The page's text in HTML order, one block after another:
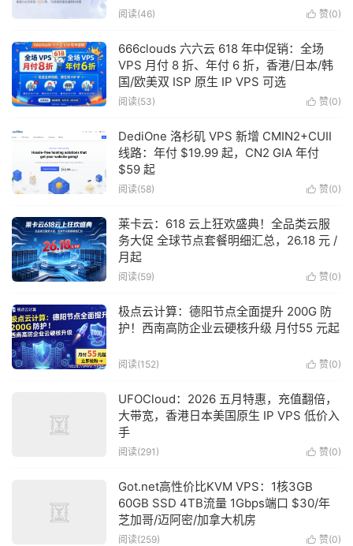
 赞(0)
阅读(46)
666clouds 六六云 618 年中促销：全场
VPS 月付 8 折、年付 6 折，香港/日本/韩
国/欧美双 ISP 原生 IP VPS 可选
 赞(0)
阅读(53)
DediOne 洛杉矶 VPS 新增 CMIN2+CUII
线路：年付 $19.99 起，CN2 GIA 年付
$59 起
 赞(0)
阅读(58)
莱卡云：618 云上狂欢盛典！全品类云服
务大促 全球节点套餐明细汇总，26.18 元 /
月起
 赞(0)
阅读(59)
极点云计算：德阳节点全面提升 200G 防
护！西南高防企业云硬核升级 月付55 元起
 赞(0)
阅读(152)
UFOCloud：2026 五月特惠，充值翻倍，
大带宽，香港日本美国原生 IP VPS 低价入
手
 赞(0)
阅读(291)
Got.net高性价比KVM VPS：1核3GB
60GB SSD 4TB流量 1Gbps端口 $30/年
芝加哥/迈阿密/加拿大机房
 赞(0)
阅读(259)